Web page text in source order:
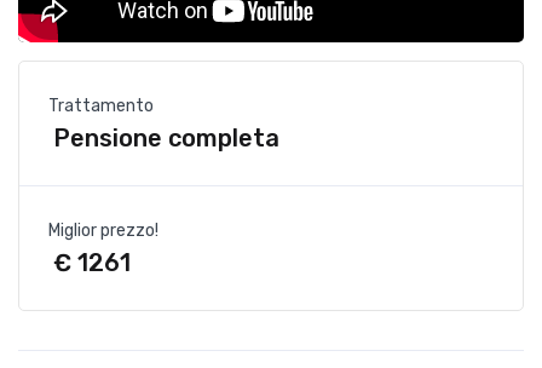
Trattamento
Pensione completa
Miglior prezzo!
€ 1261